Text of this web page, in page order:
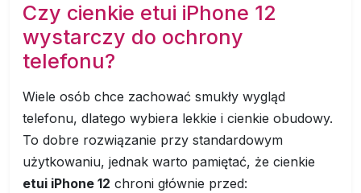
Czy cienkie etui iPhone 12
wystarczy do ochrony
telefonu?
Wiele osób chce zachować smukły wygląd
telefonu, dlatego wybiera lekkie i cienkie obudowy.
To dobre rozwiązanie przy standardowym
użytkowaniu, jednak warto pamiętać, że cienkie
etui iPhone 12 chroni głównie przed: